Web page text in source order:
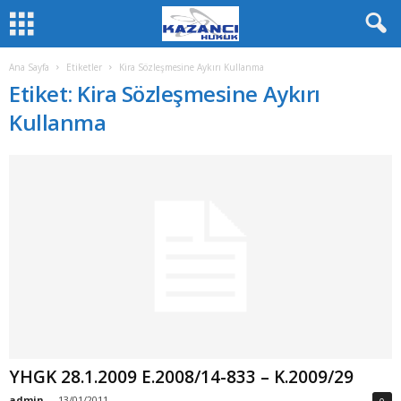
Ana Sayfa Etiketler Kira Sözleşmesine Aykırı Kullanma
Etiket: Kira Sözleşmesine Aykırı
Kullanma
YHGK 28.1.2009 E.2008/14-833 – K.2009/29